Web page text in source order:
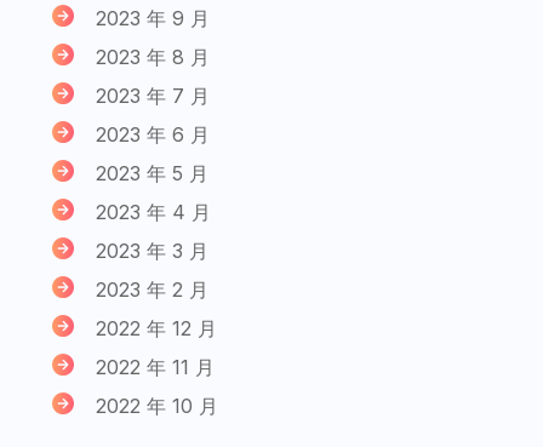
2023 年 9 月
2023 年 8 月
2023 年 7 月
2023 年 6 月
2023 年 5 月
2023 年 4 月
2023 年 3 月
2023 年 2 月
2022 年 12 月
2022 年 11 月
2022 年 10 月